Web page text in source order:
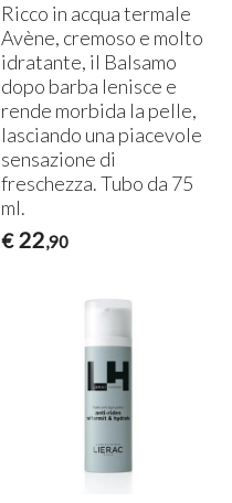
Ricco in acqua termale
Avène, cremoso e molto
idratante, il Balsamo
dopo barba lenisce e
rende morbida la pelle,
lasciando una piacevole
sensazione di
freschezza. Tubo da 75
ml.
€ 22,90